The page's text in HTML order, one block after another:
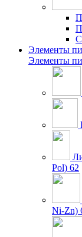
Элементы
Элементы
Pol) 62
Ni-Zn)